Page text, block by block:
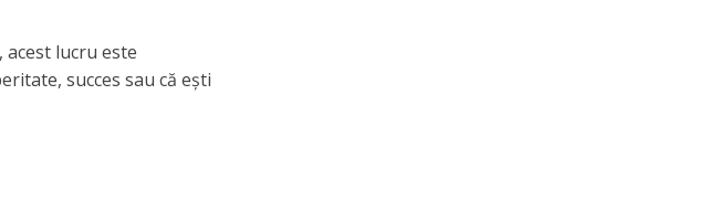
lucru este
succes sau că ești